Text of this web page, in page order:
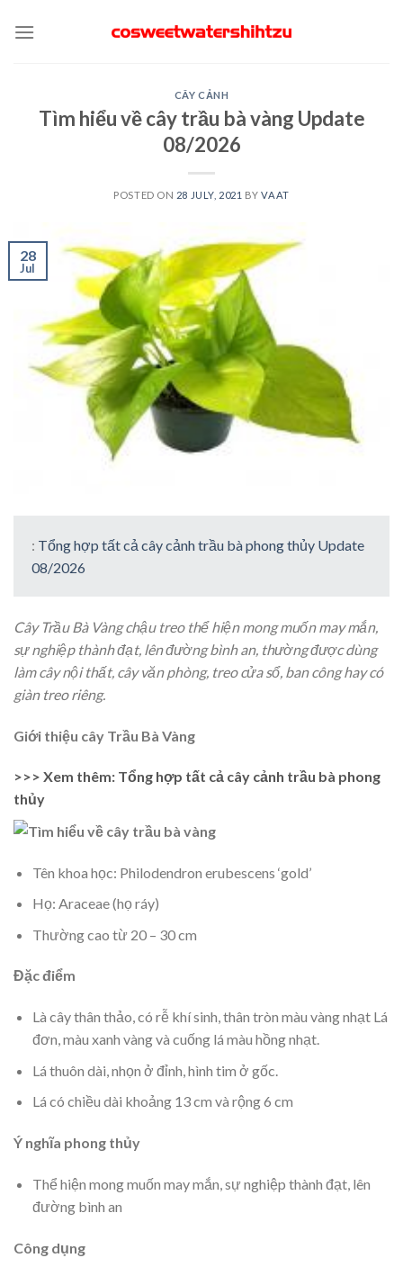
CÂY CẢNH
Tìm hiểu về cây trầu bà vàng Update
08/2026
POSTED ON 28 JULY, 2021 BYVAAT
28
Jul
: Tổng hợp tất cả cây cảnh trầu bà phong thủy Update
08/2026
Cây Trầu Bà Vàng chậu treo thể hiện mong muốn may mắn,
sự nghiệp thành đạt, lên đường bình an, thường được dùng
làm cây nội thất, cây văn phòng, treo cửa sổ, ban công hay có
giàn treo riêng.
Giới thiệu cây Trầu Bà Vàng
>>> Xem thêm: Tổng hợp tất cả cây cảnh trầu bà phong
thủy
Tên khoa học: Philodendron erubescens ‘gold’
Họ: Araceae (họ ráy)
Thường cao từ 20 – 30 cm
Đặc điểm
Là cây thân thảo, có rễ khí sinh, thân tròn màu vàng nhạt Lá
đơn, màu xanh vàng và cuống lá màu hồng nhạt.
Lá thuôn dài, nhọn ở đỉnh, hình tim ở gốc.
Lá có chiều dài khoảng 13 cm và rộng 6 cm
Ý nghĩa phong thủy
Thể hiện mong muốn may mắn, sự nghiệp thành đạt, lên
đường bình an
Công dụng